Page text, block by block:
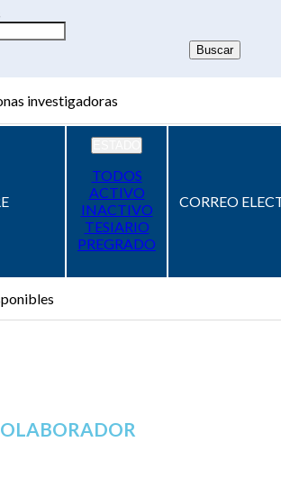
investigadoras
TODOS
ACTIVO
INACTIVO
TESIARIO
PREGRADO
CORREO